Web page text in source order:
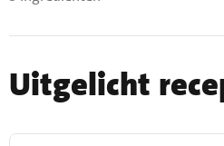
Uitgelicht